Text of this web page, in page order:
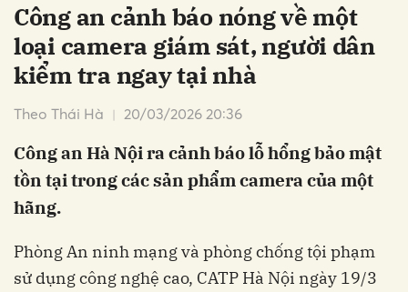
Công an cảnh báo nóng về một
loại camera giám sát, người dân
kiểm tra ngay tại nhà
Theo Thái Hà 20/03/2026 20:36
Công an Hà Nội ra cảnh báo lỗ hổng bảo mật
tồn tại trong các sản phẩm camera của một
hãng.
Phòng An ninh mạng và phòng chống tội phạm
sử dụng công nghệ cao, CATP Hà Nội ngày 19/3
Hủy Gửi